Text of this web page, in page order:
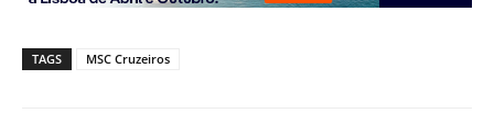
TAGS MSC Cruzeiros